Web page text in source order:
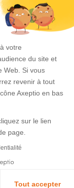
votre
du site et
Web. Si vous
revenir à tout
Axeptio en bas
sur le lien
page.
Tout accepter